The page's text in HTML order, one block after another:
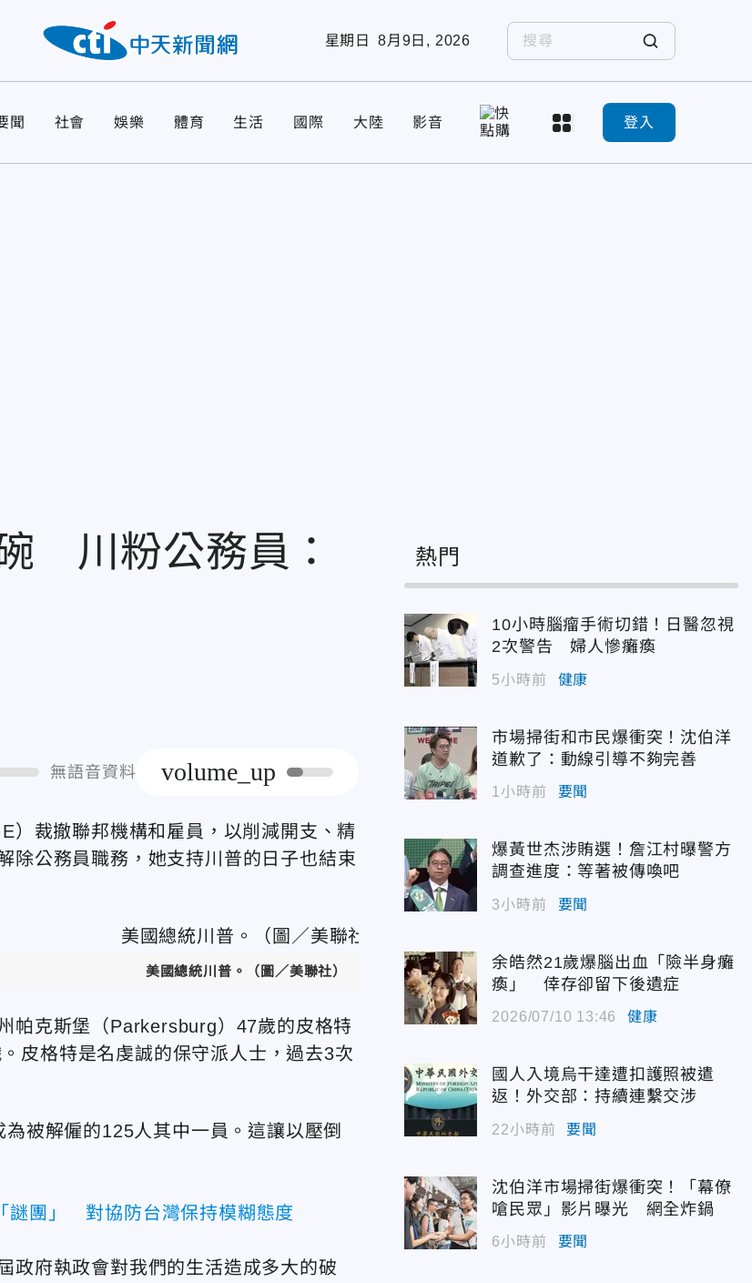
星期日 8月9日, 2026
聞 社會 娛樂 體育 生活 國際 大陸 影音 登入
川粉公務員：
無語音資料 volume_up
）裁撤聯邦機構和雇員，以削減開支、精
除公務員職務，她支持川普的日子也結束
美國總統川普。（圖／美聯社）
帕克斯堡（Parkersburg）47歲的皮格特
皮格特是名虔誠的保守派人士，過去3次
為被解僱的125人其中一員。這讓以壓倒
謎團」 對協防台灣保持模糊態度
政府執政會對我們的生活造成多大的破
熱門
10小時腦瘤手術切錯！日醫忽視
2次警告 婦人慘癱瘓
5小時前 健康
市場掃街和市民爆衝突！沈伯洋
道歉了：動線引導不夠完善
1小時前 要聞
爆黃世杰涉賄選！詹江村曝警方
調查進度：等著被傳喚吧
3小時前 要聞
余皓然21歲爆腦出血「險半身癱
瘓」 倖存卻留下後遺症
2026/07/10 13:46 健康
國人入境烏干達遭扣護照被遣
返！外交部：持續連繫交涉
22小時前 要聞
沈伯洋市場掃街爆衝突！「幕僚
嗆民眾」影片曝光 網全炸鍋
6小時前 要聞